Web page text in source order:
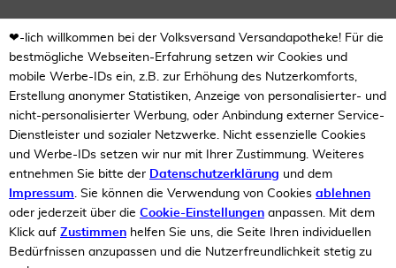
❤-lich willkommen bei der Volksversand Versandapotheke! Für die
bestmögliche Webseiten-Erfahrung setzen wir Cookies und
mobile Werbe-IDs ein, z.B. zur Erhöhung des Nutzerkomforts,
Erstellung anonymer Statistiken, Anzeige von personalisierter- und
nicht-personalisierter Werbung, oder Anbindung externer Service-
Dienstleister und sozialer Netzwerke. Nicht essenzielle Cookies
und Werbe-IDs setzen wir nur mit Ihrer Zustimmung. Weiteres
entnehmen Sie bitte der Datenschutzerklärung und dem
Impressum. Sie können die Verwendung von Cookies ablehnen
oder jederzeit über die Cookie-Einstellungen anpassen. Mit dem
Klick auf Zustimmen helfen Sie uns, die Seite Ihren individuellen
Bedürfnissen anzupassen und die Nutzerfreundlichkeit stetig zu